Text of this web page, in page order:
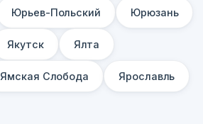
Юрьев-Польский Юрюзань
Якутск Ялта
Ямская Слобода Ярославль